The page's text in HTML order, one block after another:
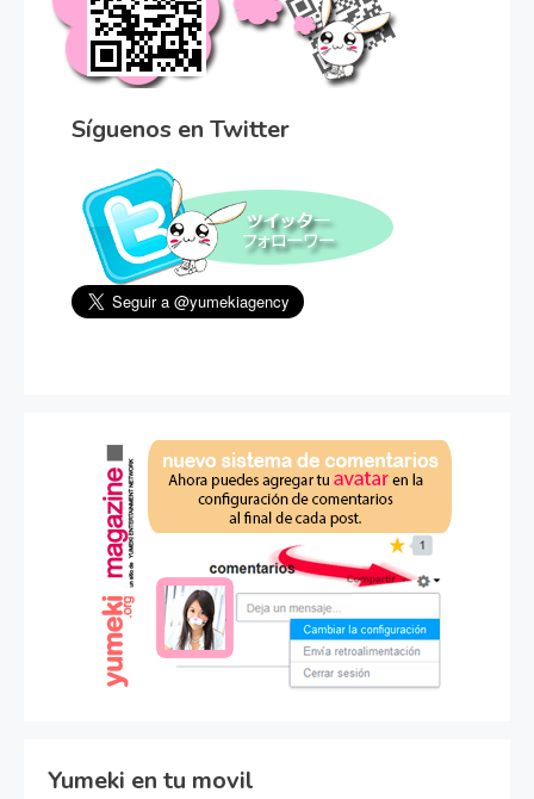
Síguenos en Twitter
Yumeki en tu movil